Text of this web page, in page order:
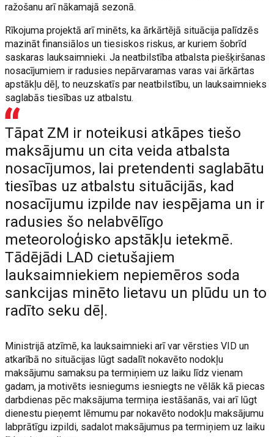
ražošanu arī nākamajā sezonā.
Rīkojuma projektā arī minēts, ka ārkārtējā situācija palīdzēs
mazināt finansiālos un tiesiskos riskus, ar kuriem šobrīd
saskaras lauksaimnieki. Ja neatbilstība atbalsta piešķiršanas
nosacījumiem ir radusies nepārvaramas varas vai ārkārtas
apstākļu dēļ, to neuzskatīs par neatbilstību, un lauksaimnieks
saglabās tiesības uz atbalstu.
Tāpat ZM ir noteikusi atkāpes tiešo
maksājumu un cita veida atbalsta
nosacījumos, lai pretendenti saglabātu
tiesības uz atbalstu situācijās, kad
nosacījumu izpilde nav iespējama un ir
radusies šo nelabvēlīgo
meteoroloģisko apstākļu ietekmē.
Tādējādi LAD cietušajiem
lauksaimniekiem nepiemēros soda
sankcijas minēto lietavu un plūdu un to
radīto seku dēļ.
Ministrijā atzīmē, ka lauksaimnieki arī var vērsties VID un
atkarībā no situācijas lūgt sadalīt nokavēto nodokļu
maksājumu samaksu pa termiņiem uz laiku līdz vienam
gadam, ja motivēts iesniegums iesniegts ne vēlāk kā piecas
darbdienas pēc maksājuma termiņa iestāšanās, vai arī lūgt
dienestu pieņemt lēmumu par nokavēto nodokļu maksājumu
labprātīgu izpildi, sadalot maksājumus pa termiņiem uz laiku